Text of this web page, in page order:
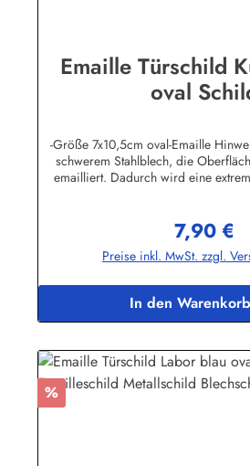
Emaille Türschild
oval
-Größe 7x10,5cm oval-Emaille
schwerem Stahlblech, die
emailliert. Dadurch wird eine
enthalten sind, dürfen nur lose
die Lackierung abplatzen kann-Die
auch nach Wunsch gefertigt
Binikowski
Regulärer
7,90 €
Preise inkl. MwSt. zzgl.
In den Warenkorb
Rabatt
%